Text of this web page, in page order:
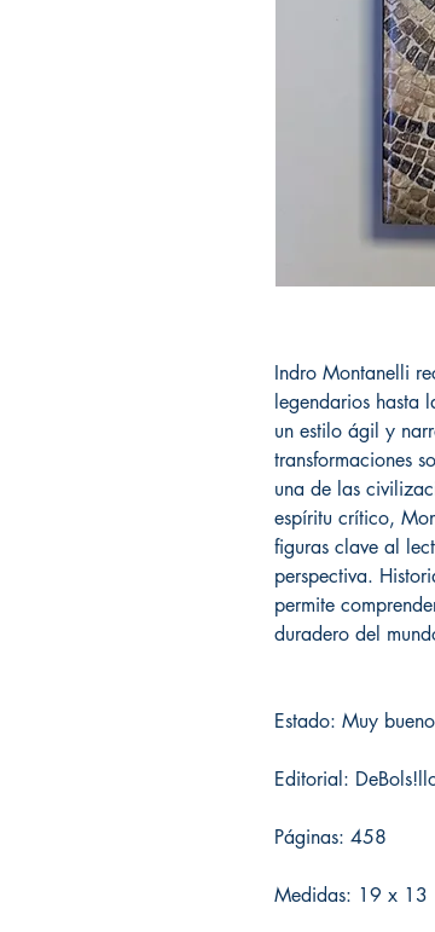
Indro Montanelli
legendarios hasta
un estilo ágil y
transformaciones
una de las
espíritu crítico,
figuras clave al
perspectiva.
permite
duradero del
Estado: Muy
Editorial:
Páginas: 458
Medidas: 19 x 13